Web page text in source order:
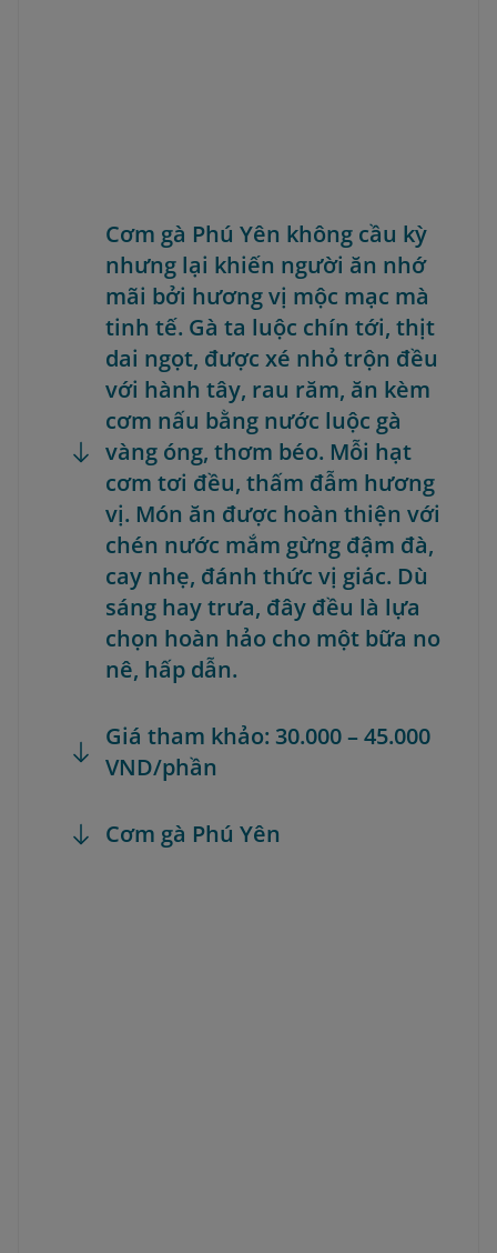
Cơm gà Phú Yên không cầu kỳ
nhưng lại khiến người ăn nhớ
mãi bởi hương vị mộc mạc mà
tinh tế. Gà ta luộc chín tới, thịt
dai ngọt, được xé nhỏ trộn đều
với hành tây, rau răm, ăn kèm
cơm nấu bằng nước luộc gà
vàng óng, thơm béo. Mỗi hạt
cơm tơi đều, thấm đẫm hương
vị. Món ăn được hoàn thiện với
chén nước mắm gừng đậm đà,
cay nhẹ, đánh thức vị giác. Dù
sáng hay trưa, đây đều là lựa
chọn hoàn hảo cho một bữa no
nê, hấp dẫn.
Giá tham khảo: 30.000 – 45.000
VND/phần
Cơm gà Phú Yên